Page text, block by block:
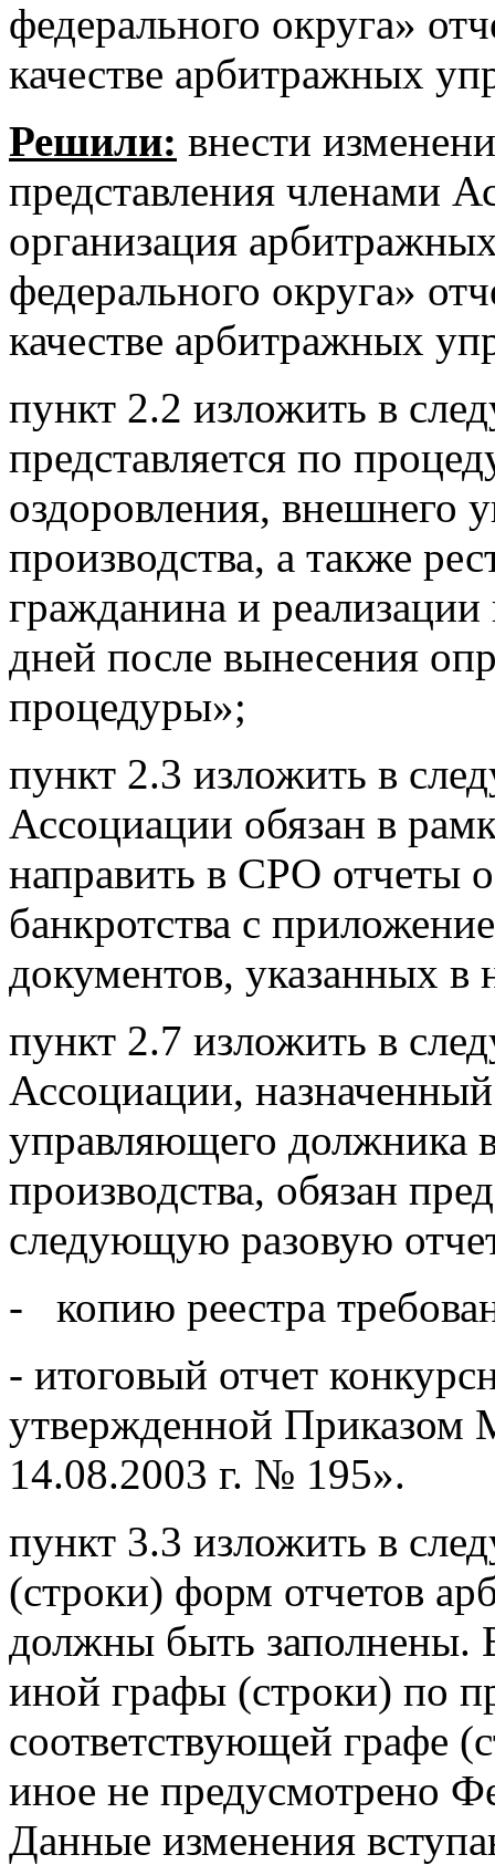
федерального округа»
качестве арбитражных
Решили: внести
представления членами
организация
федерального округа»
качестве арбитражных
пункт 2.2 изложить в
представляется по
оздоровления, внешнего
производства, а также
гражданина и
дней после вынесения
процедуры»;
пункт 2.3 изложить в
Ассоциации обязан в
направить в СРО отчеты
банкротства с
документов, указанных
пункт 2.7 изложить в
Ассоциации,
управляющего должника
производства, обязан
следующую разовую
- копию реестра
- итоговый отчет
утвержденной Приказом
14.08.2003 г. № 195».
пункт 3.3 изложить в
(строки) форм отчетов
должны быть заполнены.
иной графы (строки) по
соответствующей графе
иное не предусмотрено
Данные изменения